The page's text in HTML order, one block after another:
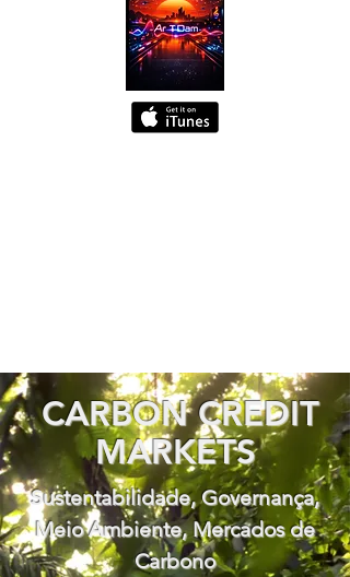
CARBON CREDIT
MARKETS
Sustentabilidade, Governança,
Meio Ambiente, Mercados de
Carbono